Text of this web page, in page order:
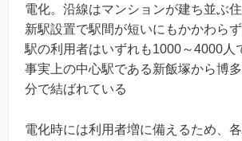
電化。沿線はマンションが建ち並ぶ住
新駅設置で駅間が短いにもかかわら
駅の利用者はいずれも1000～4000人
事実上の中心駅である新飯塚から博
分で結ばれている
電化時には利用者増に備えるため、